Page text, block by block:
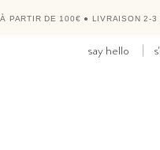
PARTIR DE 100€ ● LIVRAISON 2-3
say hello